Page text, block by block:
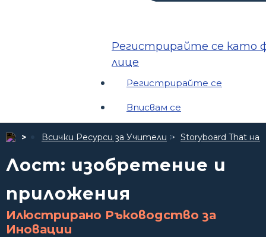
Регистрирайте се като
лице
Регистрирайте се
Вписвам се
Всички Ресурси за Учители Storyboard That
Лост: изобретение и
приложения
Илюстрирано Ръководство за
Иновации